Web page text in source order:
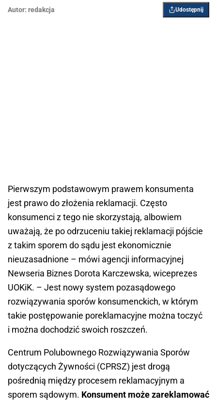
Autor: redakcja Udostępnij
Pierwszym podstawowym prawem konsumenta
jest prawo do złożenia reklamacji. Często
konsumenci z tego nie skorzystają, albowiem
uważają, że po odrzuceniu takiej reklamacji pójście
z takim sporem do sądu jest ekonomicznie
nieuzasadnione – mówi agencji informacyjnej
Newseria Biznes Dorota Karczewska, wiceprezes
UOKiK. – Jest nowy system pozasądowego
rozwiązywania sporów konsumenckich, w którym
takie postępowanie poreklamacyjne można toczyć
i można dochodzić swoich roszczeń.
Centrum Polubownego Rozwiązywania Sporów
dotyczących Żywności (CPRSZ) jest drogą
pośrednią między procesem reklamacyjnym a
sporem sądowym. Konsument może zareklamować